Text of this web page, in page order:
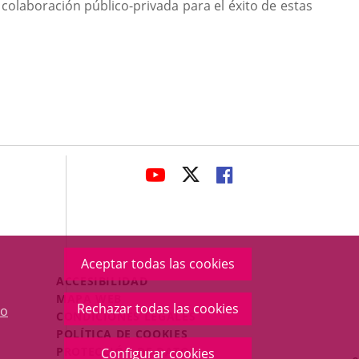
Aceptar todas las cookies
Rechazar todas las cookies
Configurar cookies
público-privada para el éxito de estas
ENLACE
APLICACIÓN
EXTERNA.
ENLACE
APLICACIÓN
EXTERNA.
ENLACE
APLICACIÓN
EXTERNA.
Menú
Legal
Footer
ACCESIBILIDAD
MAPA WEB
CONDICIONES LEGALES
POLÍTICA DE COOKIES
PROTECCIÓN DE DATOS